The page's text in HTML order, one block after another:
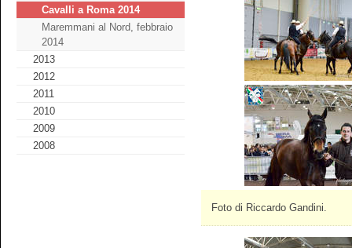
Cavalli a Roma 2014
Maremmani al Nord, febbraio
2014
2013
2012
2011
2010
2009
2008
Foto di Riccardo Gandini.